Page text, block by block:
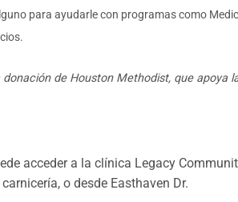
para ayudarle con programas como
de Houston Methodist, que
acceder a la clínica Legacy
o desde Easthaven Dr.